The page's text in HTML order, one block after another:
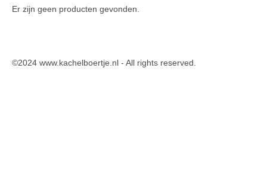
Elektr. Optiflame (geen waterdamp) inzet-inbouwhaarden
2026
Elektr. Optimyst (waterdamp) E-MatriX waterdamp
Er zijn geen producten gevonden.
©2024 www.kachelboertje.nl - All rights reserved.